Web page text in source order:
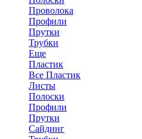
Проволока
Профили
Прутки
Трубки
Еще
Пластик
Все Пластик
Листы
Полоски
Профили
Прутки
Сайдинг